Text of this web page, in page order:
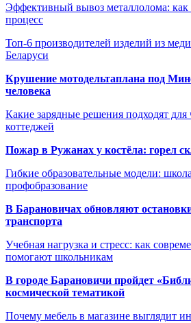
Эффективный вывоз металлолома: как
процесс
Топ-6 производителей изделий из
Беларуси
Крушение мотодельтаплана под
человека
Какие зарядные решения подходят
коттеджей
Пожар в Ружанах у костёла: горел
Гибкие образовательные модели:
профобразование
В Барановичах обновляют
транспорта
Учебная нагрузка и стресс: как
помогают школьникам
В городе Барановичи пройдет
космической тематикой
Почему мебель в магазине выглядит